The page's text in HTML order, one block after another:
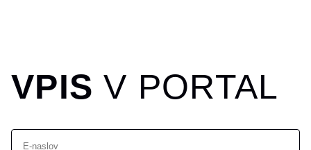
VPIS V PORTAL